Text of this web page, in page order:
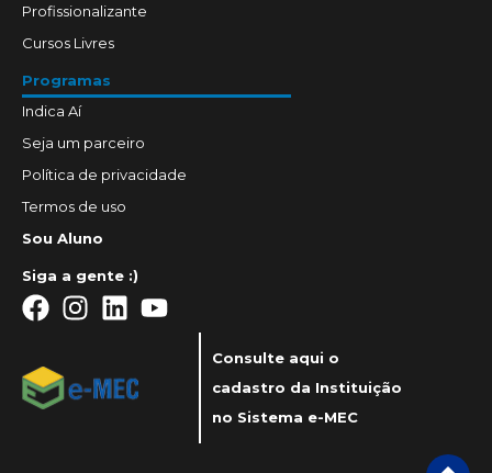
Profissionalizante
Cursos Livres
Programas
Indica Aí
Seja um parceiro
Política de privacidade
Termos de uso
Sou Aluno
Siga a gente :)
Consulte aqui o
cadastro da Instituição
no Sistema e-MEC